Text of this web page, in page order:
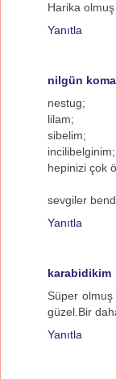
Harika
Yanıtla
nilgün
nestug;
lilam;
sibelim;
hepinizi çok
sevgiler
Yanıtla
karabidikim
Süper olmuş
güzel.Bir
Yanıtla